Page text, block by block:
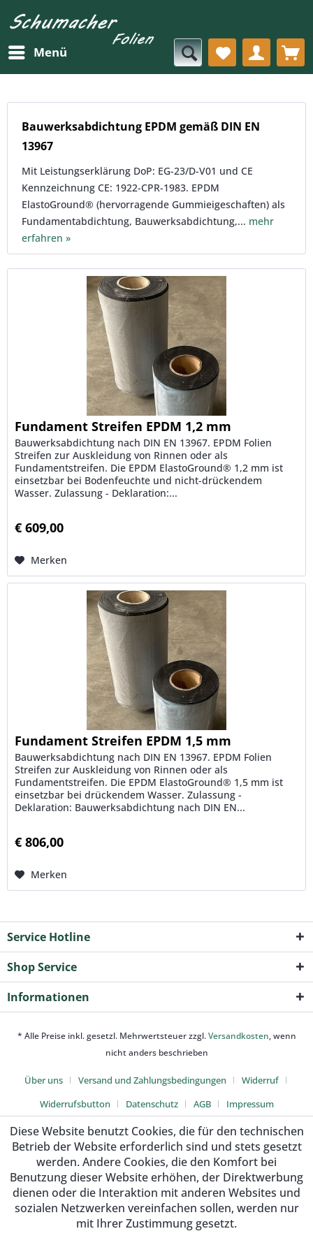
Menü
Bauwerksabdichtung EPDM gemäß DIN EN
13967
Mit Leistungserklärung DoP: EG-23/D-V01 und CE
Kennzeichnung CE: 1922-CPR-1983. EPDM
ElastoGround® (hervorragende Gummieigeschaften) als
Fundamentabdichtung, Bauwerksabdichtung,... mehr
erfahren »
Fundament Streifen EPDM 1,2 mm
Bauwerksabdichtung nach DIN EN 13967. EPDM Folien
Streifen zur Auskleidung von Rinnen oder als
Fundamentstreifen. Die EPDM ElastoGround® 1,2 mm ist
einsetzbar bei Bodenfeuchte und nicht-drückendem
Wasser. Zulassung - Deklaration:...
€ 609,00
Merken
Fundament Streifen EPDM 1,5 mm
Bauwerksabdichtung nach DIN EN 13967. EPDM Folien
Streifen zur Auskleidung von Rinnen oder als
Fundamentstreifen. Die EPDM ElastoGround® 1,5 mm ist
einsetzbar bei drückendem Wasser. Zulassung -
Deklaration: Bauwerksabdichtung nach DIN EN...
€ 806,00
Merken
Service Hotline
Shop Service
Informationen
* Alle Preise inkl. gesetzl. Mehrwertsteuer zzgl.Versandkosten, wenn
nicht anders beschrieben
Über uns Versand und Zahlungsbedingungen
Widerruf
Widerrufsbutton
Datenschutz AGB Impressum
Diese Website benutzt Cookies, die für den technischen
Betrieb der Website erforderlich sind und stets gesetzt
werden. Andere Cookies, die den Komfort bei
Benutzung dieser Website erhöhen, der Direktwerbung
dienen oder die Interaktion mit anderen Websites und
sozialen Netzwerken vereinfachen sollen, werden nur
mit Ihrer Zustimmung gesetzt.